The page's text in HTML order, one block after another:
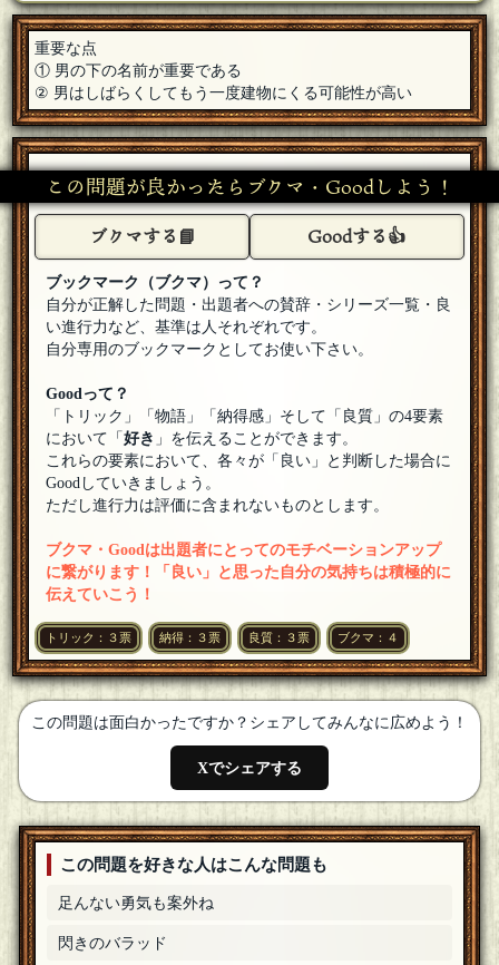
ル攻めましたね！（そしてわかめさんはなぜスナイプ…）[25
年05月29日 23:16]
1＋
のまるす
出題ありがとうございました！
[25年05月29日 23:15]
カブ2
出題ありがとうございました！[25年05月29日 23:15] 1＋
海苔巻太郎
出題ありがとうございました！[25年05月29日 23:15] 1＋
出題ありがとうございました！確かに
オレンジきゅうり
みなさまご参加ありがとうございました。迷った回答も多
オレンジきゅうり
-[編集済] [25年05月29日 22:56]
海苔巻太郎
参加します [25年05月27日 23:57]
参加します[25年05月27日 22:37] 1 ＋
のまるす
参加します！[25年05月27日 20:41]
ケン
参加します[25年05月27日 00:27] 1＋
オレンジきゅうり
みなさま参加歓迎します[25年05月26日 23:51]
参加します🍅[25年05月26日 23:50] 1＋
いただきます[25年05月26日 22:37]
SM
重要な点
① 男の下の名前が重要である
② 男はしばらくしてもう一度建物にくる可能性が高い
この問題が良かったらブクマ・Goodしよう！
ブクマする📘 Goodする👍
ブックマーク（ブクマ）って？
自分が正解した問題・出題者への賛辞・シリーズ一覧・良
い進行力など、基準は人それぞれです。
自分専用のブックマークとしてお使い下さい。
Goodって？
「トリック」「物語」「納得感」そして「良質」の4要素
において「好き 」を伝えることができます。
これらの要素において、各々が「良い」と判断した場合に
Goodしていきましょう。
ただし進行力は評価に含まれないものとします。
ブクマ・Goodは出題者にとってのモチベーションアップ
に繋がります！「良い」と思った自分の気持ちは積極的に
伝えていこう！
トリック：３票 納得：３票 良質：３票 ブクマ：４
この問題は面白かったですか？シェアしてみんなに広めよう！
Xでシェアする
この問題を好きな人はこんな問題も
足んない勇気も案外ね
閃きのバラッド